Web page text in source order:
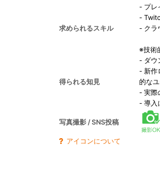
求められるスキル
- プレ
-
- クラ
※技術
得られる知見
- ダウ
- 新作
的な
- 実際
- 導入
写真撮影 / SNS投稿
アイコンについて